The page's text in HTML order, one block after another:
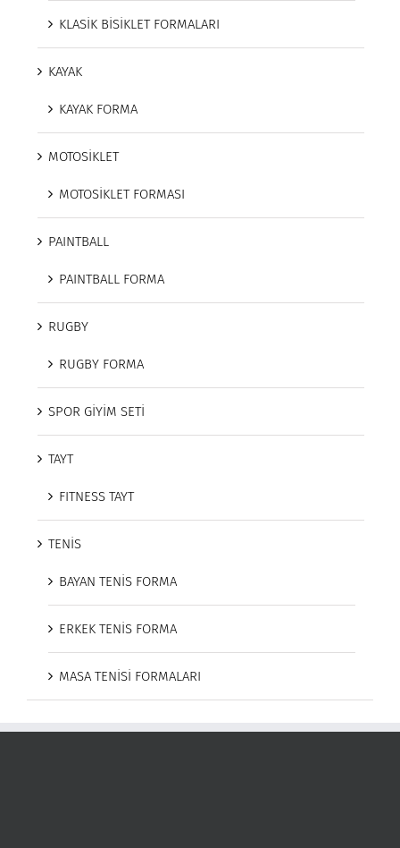
KLASİK BİSİKLET FORMALARI
KAYAK
KAYAK FORMA
MOTOSİKLET
MOTOSİKLET FORMASI
PAINTBALL
PAINTBALL FORMA
RUGBY
RUGBY FORMA
SPOR GİYİM SETİ
TAYT
FITNESS TAYT
TENİS
BAYAN TENİS FORMA
ERKEK TENİS FORMA
MASA TENİSİ FORMALARI